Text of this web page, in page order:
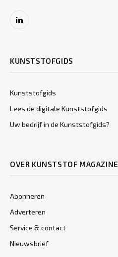
LinkedIn
KUNSTSTOFGIDS
Kunststofgids
Lees de digitale Kunststofgids
Uw bedrijf in de Kunststofgids?
OVER KUNSTSTOF MAGAZINE
Abonneren
Adverteren
Service & contact
Nieuwsbrief